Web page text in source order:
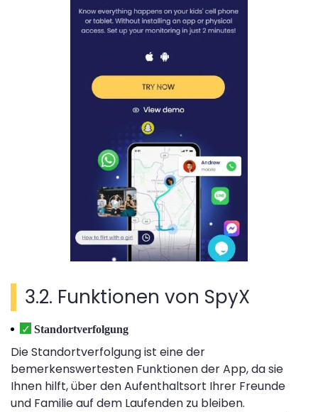
3.2. Funktionen von SpyX
Standortverfolgung
Die Standortverfolgung ist eine der
bemerkenswertesten Funktionen der App, da sie
Ihnen hilft, über den Aufenthaltsort Ihrer Freunde
und Familie auf dem Laufenden zu bleiben.